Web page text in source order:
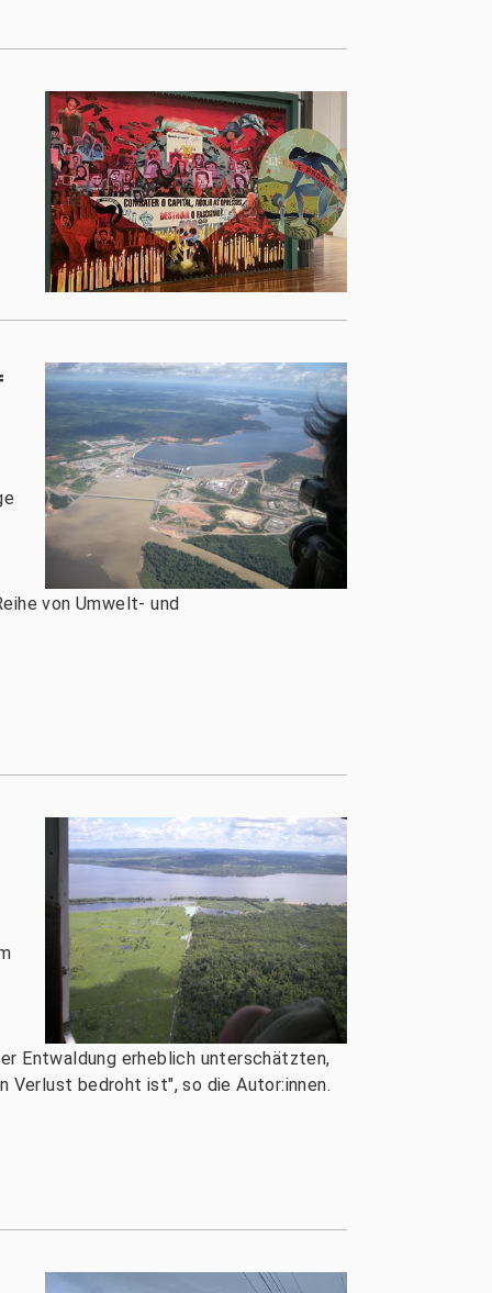
von Umwelt- und
Entwaldung erheblich unterschätzten,
Verlust bedroht ist", so die Autor:innen.